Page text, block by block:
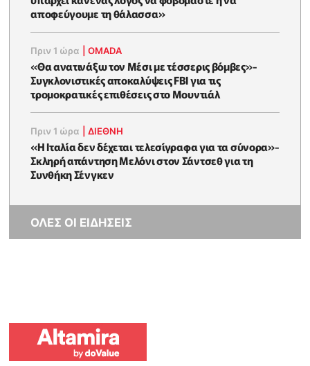
αποφεύγουμε τη θάλασσα»
Πριν 1 ώρα |OMADA
«Θα ανατινάξω τον Μέσι με τέσσερις βόμβες»-
Συγκλονιστικές αποκαλύψεις FBI για τις
τρομοκρατικές επιθέσεις στο Μουντιάλ
Πριν 1 ώρα |ΔΙΕΘΝΗ
«Η Ιταλία δεν δέχεται τελεσίγραφα για τα σύνορα»-
Σκληρή απάντηση Μελόνι στον Σάντσεθ για τη
Συνθήκη Σένγκεν
ΟΛΕΣ ΟΙ ΕΙΔΗΣΕΙΣ